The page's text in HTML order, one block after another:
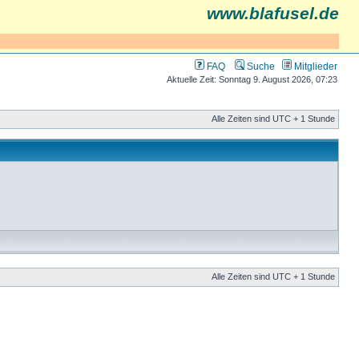
www.blafusel.de
FAQ Suche Mitglieder
Aktuelle Zeit: Sonntag 9. August 2026, 07:23
Alle Zeiten sind UTC + 1 Stunde
Alle Zeiten sind UTC + 1 Stunde